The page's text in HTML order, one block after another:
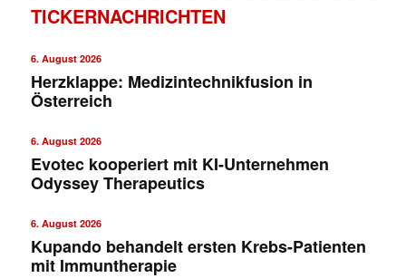
TICKERNACHRICHTEN
6. August 2026
Herzklappe: Medizintechnikfusion in
Österreich
6. August 2026
Evotec kooperiert mit KI-Unternehmen
Odyssey Therapeutics
6. August 2026
Kupando behandelt ersten Krebs-Patienten
mit Immuntherapie